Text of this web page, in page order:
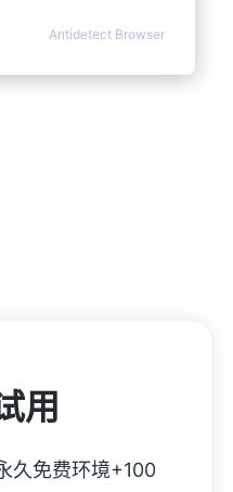
preventing attacks
Antidetect Browser
用
久免费环境+100